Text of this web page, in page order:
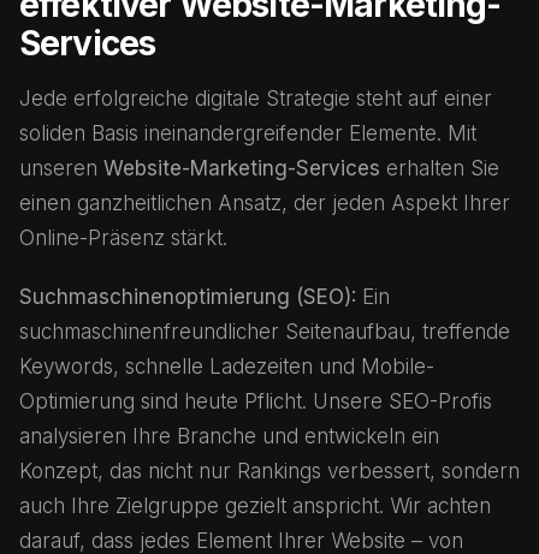
Services
Jede erfolgreiche digitale Strategie steht auf einer
soliden Basis ineinandergreifender Elemente. Mit
unseren Website-Marketing-Services erhalten Sie
einen ganzheitlichen Ansatz, der jeden Aspekt Ihrer
Online-Präsenz stärkt.
Suchmaschinenoptimierung (SEO): Ein
suchmaschinenfreundlicher Seitenaufbau, treffende
Keywords, schnelle Ladezeiten und Mobile-
Optimierung sind heute Pflicht. Unsere SEO-Profis
analysieren Ihre Branche und entwickeln ein
Konzept, das nicht nur Rankings verbessert, sondern
auch Ihre Zielgruppe gezielt anspricht. Wir achten
darauf, dass jedes Element Ihrer Website – von